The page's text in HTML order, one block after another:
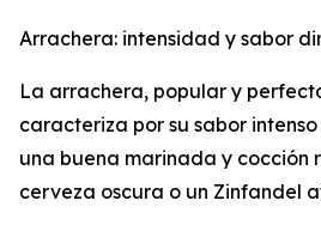
Arrachera: intensidad y sabor
La arrachera, popular y
caracteriza por su sabor
una buena marinada y cocción
cerveza oscura o un Zinfandel